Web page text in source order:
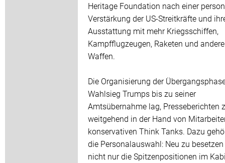
Heritage Foundation nach einer
Verstärkung der US-Streitkräfte und
Ausstattung mit mehr Kriegsschiffen,
Kampfflugzeugen, Raketen und
Waffen.
Die Organisierung der
Wahlsieg Trumps bis zu seiner
Amtsübernahme lag, Presseberichten
weitgehend in der Hand von
konservativen Think Tanks. Dazu
die Personalauswahl: Neu zu
nicht nur die Spitzenpositionen im